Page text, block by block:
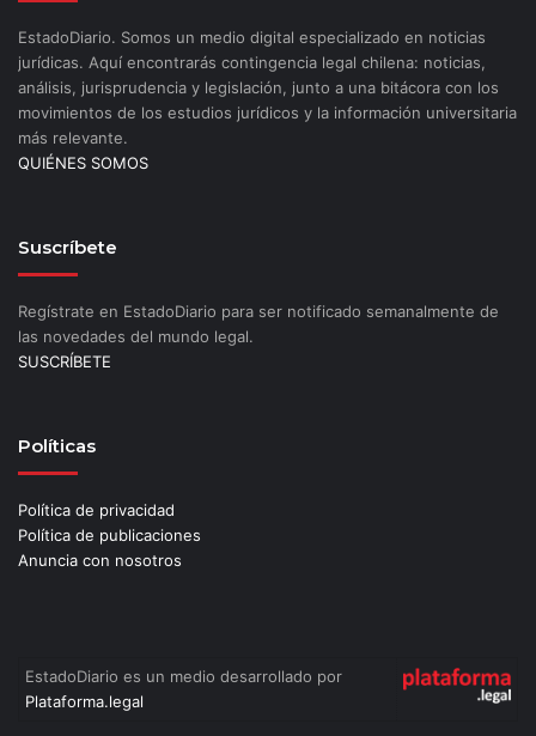
EstadoDiario. Somos un medio digital especializado en noticias
jurídicas. Aquí encontrarás contingencia legal chilena: noticias,
análisis, jurisprudencia y legislación, junto a una bitácora con los
movimientos de los estudios jurídicos y la información universitaria
más relevante.
QUIÉNES SOMOS
Suscríbete
Regístrate en EstadoDiario para ser notificado semanalmente de
las novedades del mundo legal.
SUSCRÍBETE
Políticas
Política de privacidad
Política de publicaciones
Anuncia con nosotros
EstadoDiario es un medio desarrollado por
Plataforma.legal